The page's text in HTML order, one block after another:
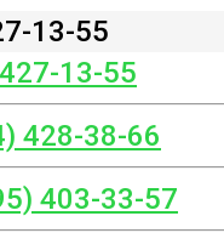
13-55
13-55
428-38-66
403-33-57